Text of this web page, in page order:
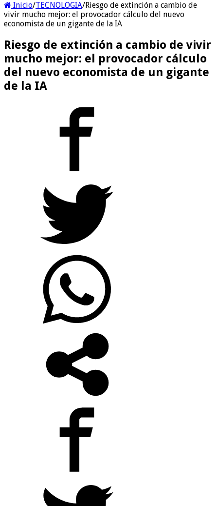
Inicio/TECNOLOGIA/Riesgo de extinción a cambio de
vivir mucho mejor: el provocador cálculo del nuevo
economista de un gigante de la IA
Riesgo de extinción a cambio de vivir
mucho mejor: el provocador cálculo
del nuevo economista de un gigante
de la IA